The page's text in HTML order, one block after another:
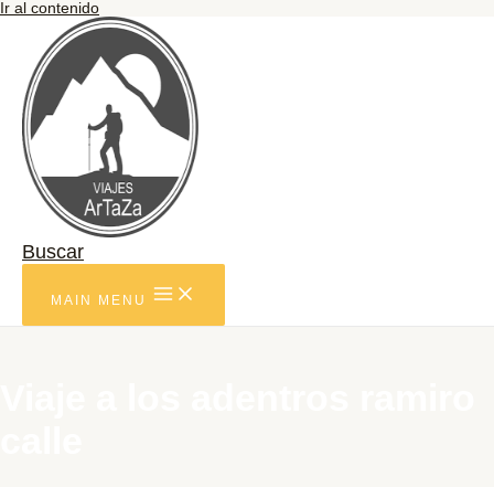
Ir al contenido
Buscar
MAIN MENU